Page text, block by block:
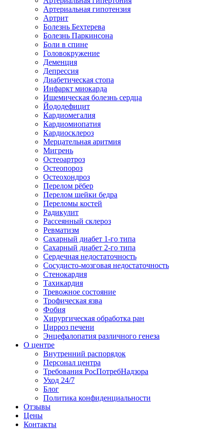
Артериальная гипотензия
Артрит
Болезнь Бехтерева
Болезнь Паркинсона
Боли в спине
Головокружение
Деменция
Депрессия
Диабетическая стопа
Инфаркт миокарда
Ишемическая болезнь сердца
Йододефицит
Кардиомегалия
Кардиомиопатия
Кардиосклероз
Мерцательная аритмия
Мигрень
Остеоартроз
Остеопороз
Остеохондроз
Перелом рёбер
Перелом шейки бедра
Переломы костей
Радикулит
Рассеянный склероз
Ревматизм
Сахарный диабет 1-го типа
Сахарный диабет 2-го типа
Сердечная недостаточность
Сосудисто-мозговая недостаточность
Стенокардия
Тахикардия
Тревожное состояние
Трофическая язва
Фобия
Хирургическая обработка ран
Цирроз печени
Энцефалопатия различного генеза
О центре
Внутренний распорядок
Персонал центра
Требования РосПотребНадзора
Уход 24/7
Блог
Политика конфиденциальности
Отзывы
Цены
Контакты